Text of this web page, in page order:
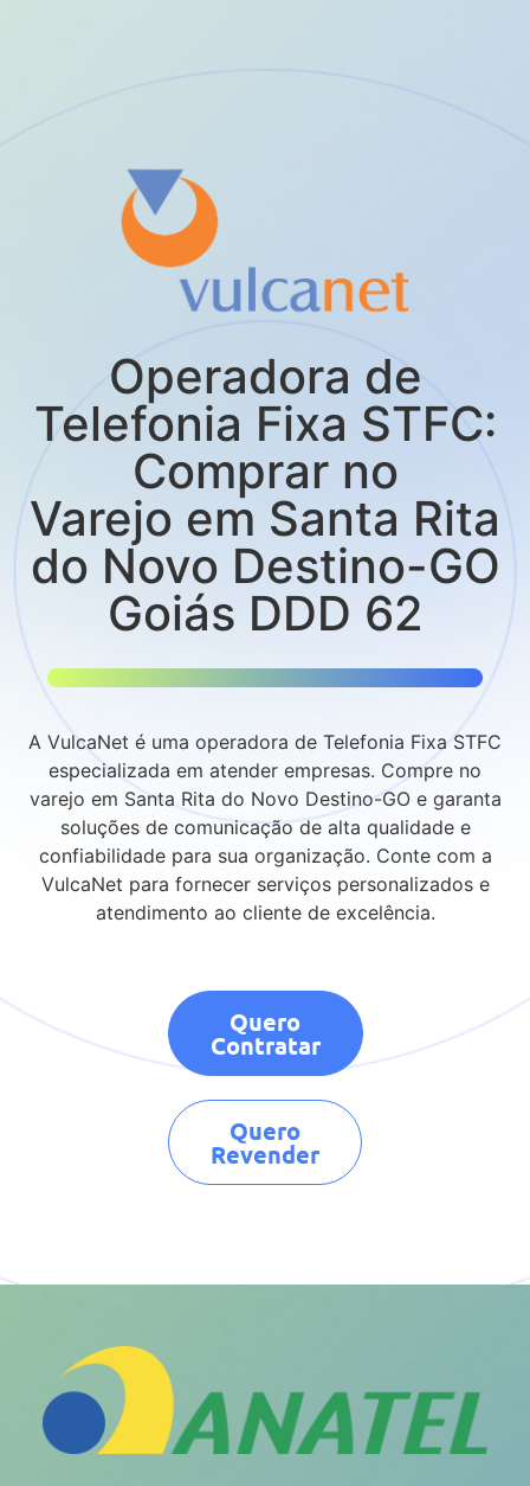
Operadora de
Telefonia Fixa STFC:
Comprar no
Varejo em Santa Rita
do Novo Destino-GO
Goiás DDD 62
A VulcaNet é uma operadora de Telefonia Fixa STFC
especializada em atender empresas. Compre no
varejo em Santa Rita do Novo Destino-GO e garanta
soluções de comunicação de alta qualidade e
confiabilidade para sua organização. Conte com a
VulcaNet para fornecer serviços personalizados e
atendimento ao cliente de excelência.
Quero
Contratar
Quero
Revender